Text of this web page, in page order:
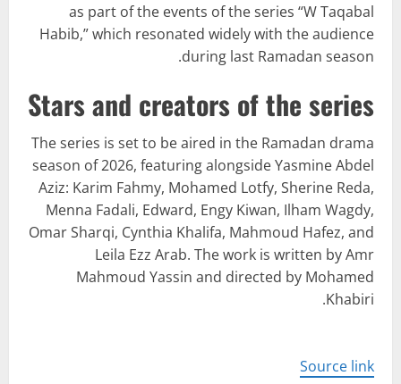
as part of the events of the series “W Taqabal
Habib,” which resonated widely with the audience
during last Ramadan season.
Stars and creators of the series
The series is set to be aired in the Ramadan drama
season of 2026, featuring alongside Yasmine Abdel
Aziz: Karim Fahmy, Mohamed Lotfy, Sherine Reda,
Menna Fadali, Edward, Engy Kiwan, Ilham Wagdy,
Omar Sharqi, Cynthia Khalifa, Mahmoud Hafez, and
Leila Ezz Arab. The work is written by Amr
Mahmoud Yassin and directed by Mohamed
Khabiri.
Source link